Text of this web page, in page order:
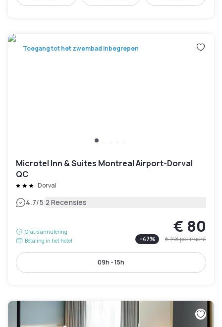
Toegang tot het zwembad inbegrepen
Microtel Inn & Suites Montreal Airport-Dorval
QC
Dorval
4.7/5|2 Recensies
Gratis annulering
Betaling in het hotel
€ 80
-47% € 148per nacht
09h - 15h